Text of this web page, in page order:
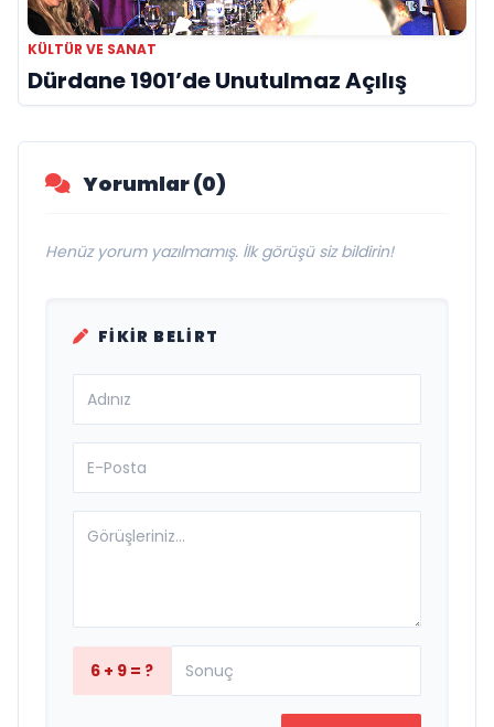
KÜLTÜR VE SANAT
Dürdane 1901’de Unutulmaz Açılış
Yorumlar (0)
Henüz yorum yazılmamış. İlk görüşü siz bildirin!
FIKIR BELIRT
6 + 9 = ?